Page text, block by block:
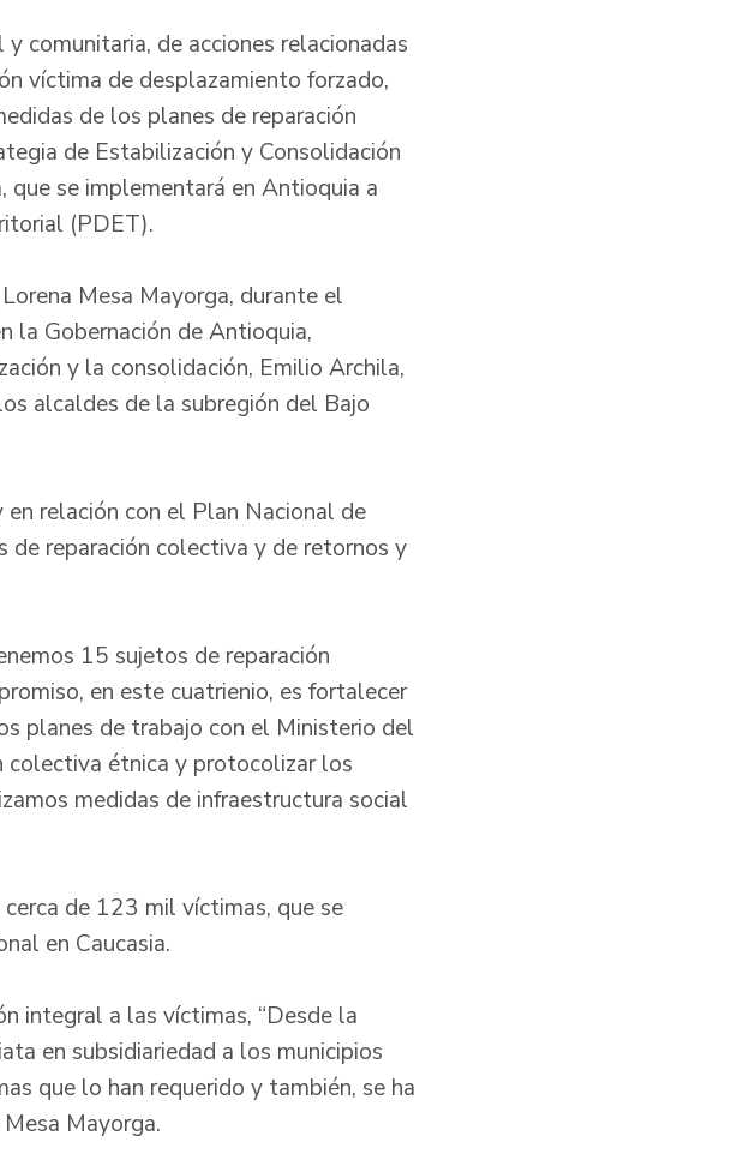
comunitaria, de acciones relacionadas
víctima de desplazamiento forzado,
de los planes de reparación
de Estabilización y Consolidación
que se implementará en Antioquia a
(PDET).
Mesa Mayorga, durante el
la Gobernación de Antioquia,
y la consolidación, Emilio Archila,
alcaldes de la subregión del Bajo
relación con el Plan Nacional de
de reparación colectiva y de retornos y
15 sujetos de reparación
en este cuatrienio, es fortalecer
planes de trabajo con el Ministerio del
colectiva étnica y protocolizar los
medidas de infraestructura social
de 123 mil víctimas, que se
en Caucasia.
integral a las víctimas, “Desde la
en subsidiariedad a los municipios
que lo han requerido y también, se ha
Mayorga.